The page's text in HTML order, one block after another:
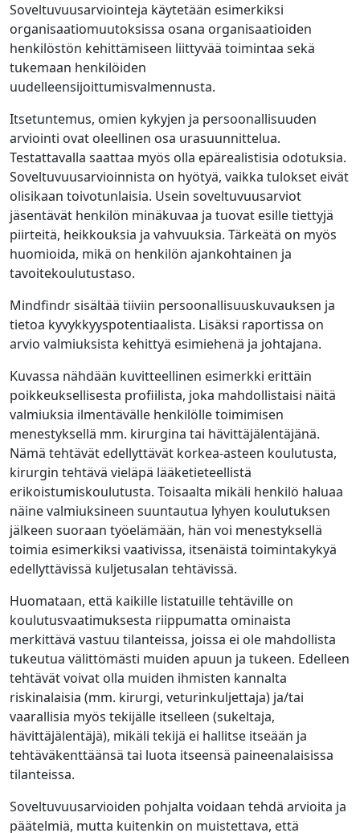
Soveltuvuusarviointeja käytetään esimerkiksi
organisaatiomuutoksissa osana organisaatioiden
henkilöstön kehittämiseen liittyvää toimintaa sekä
tukemaan henkilöiden
uudelleensijoittumisvalmennusta.
Itsetuntemus, omien kykyjen ja persoonallisuuden
arviointi ovat oleellinen osa urasuunnittelua.
Testattavalla saattaa myös olla epärealistisia odotuksia.
Soveltuvuusarvioinnista on hyötyä, vaikka tulokset eivät
olisikaan toivotunlaisia. Usein soveltuvuusarviot
jäsentävät henkilön minäkuvaa ja tuovat esille tiettyjä
piirteitä, heikkouksia ja vahvuuksia. Tärkeätä on myös
huomioida, mikä on henkilön ajankohtainen ja
tavoitekoulutustaso.
Mindfindr sisältää tiiviin persoonallisuuskuvauksen ja
tietoa kyvykkyyspotentiaalista. Lisäksi raportissa on
arvio valmiuksista kehittyä esimiehenä ja johtajana.
Kuvassa nähdään kuvitteellinen esimerkki erittäin
poikkeuksellisesta profiilista, joka mahdollistaisi näitä
valmiuksia ilmentävälle henkilölle toimimisen
menestyksellä mm. kirurgina tai hävittäjälentäjänä.
Nämä tehtävät edellyttävät korkea-asteen koulutusta,
kirurgin tehtävä vieläpä lääketieteellistä
erikoistumiskoulutusta. Toisaalta mikäli henkilö haluaa
näine valmiuksineen suuntautua lyhyen koulutuksen
jälkeen suoraan työelämään, hän voi menestyksellä
toimia esimerkiksi vaativissa, itsenäistä toimintakykyä
edellyttävissä kuljetusalan tehtävissä.
Huomataan, että kaikille listatuille tehtäville on
koulutusvaatimuksesta riippumatta ominaista
merkittävä vastuu tilanteissa, joissa ei ole mahdollista
tukeutua välittömästi muiden apuun ja tukeen. Edelleen
tehtävät voivat olla muiden ihmisten kannalta
riskinalaisia (mm. kirurgi, veturinkuljettaja) ja/tai
vaarallisia myös tekijälle itselleen (sukeltaja,
hävittäjälentäjä), mikäli tekijä ei hallitse itseään ja
tehtäväkenttäänsä tai luota itseensä paineenalaisissa
tilanteissa.
Soveltuvuusarvioiden pohjalta voidaan tehdä arvioita ja
päätelmiä, mutta kuitenkin on muistettava, että